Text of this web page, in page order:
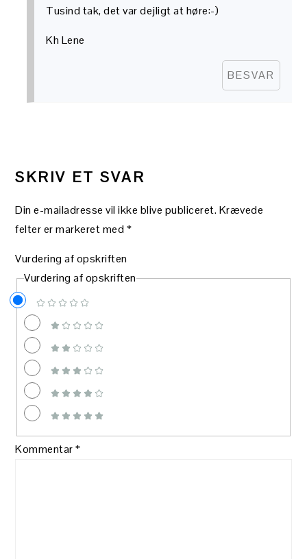
Tusind tak, det var dejligt at høre:-)
Kh Lene
BESVAR
SKRIV ET SVAR
Din e-mailadresse vil ikke blive publiceret.Krævede
felter er markeret med *
Vurdering af opskriften
Vurdering af opskriften
Kommentar*